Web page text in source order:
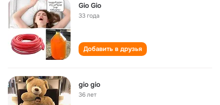
Gio Gio
33 года
Добавить в друзья
gio gio
36 лет